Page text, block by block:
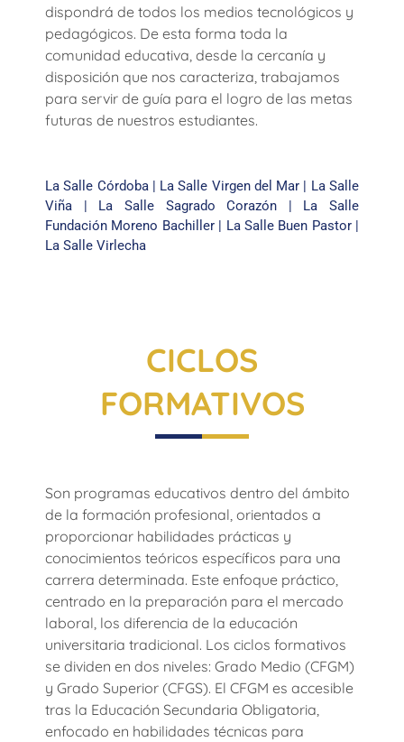
dispondrá de todos los medios tecnológicos y
pedagógicos. De esta forma toda la
comunidad educativa, desde la cercanía y
disposición que nos caracteriza, trabajamos
para servir de guía para el logro de las metas
futuras de nuestros estudiantes.
La Salle Córdoba| La Salle Virgen del Mar | La Salle
Viña | La Salle Sagrado Corazón | La Salle
Fundación Moreno Bachiller| La Salle Buen Pastor|
La Salle Virlecha
CICLOS
FORMATIVOS
Son programas educativos dentro del ámbito
de la formación profesional, orientados a
proporcionar habilidades prácticas y
conocimientos teóricos específicos para una
carrera determinada. Este enfoque práctico,
centrado en la preparación para el mercado
laboral, los diferencia de la educación
universitaria tradicional. Los ciclos formativos
se dividen en dos niveles: Grado Medio (CFGM)
y Grado Superior (CFGS). El CFGM es accesible
tras la Educación Secundaria Obligatoria,
enfocado en habilidades técnicas para